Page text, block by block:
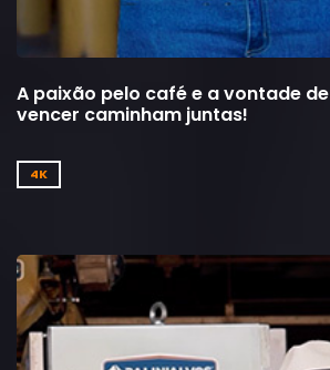
A paixão pelo café e a vontade de
vencer caminham juntas!
4K